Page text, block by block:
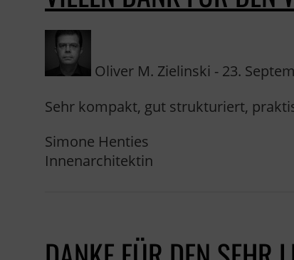
Oliver M. Zielinski - 23.
Sehr kompakt, gut strukturiert,
Simone Henties
Innenarchitektin